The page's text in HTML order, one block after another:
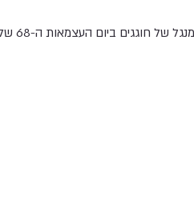
ביום העצמאות ה-68 של מדינת ישראל.